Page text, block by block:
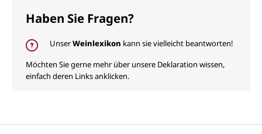
Haben Sie Fragen?
UnserWeinlexikon kann sie vielleicht beantworten!
Möchten Sie gerne mehr über unsere Deklaration wissen,
einfach deren Links anklicken.